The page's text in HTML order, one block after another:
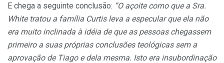
E chega a seguinte conclusão: “O açoite como que a Sra.
White tratou a família Curtis leva a especular que ela não
era muito inclinada à idéia de que as pessoas chegassem
primeiro a suas próprias conclusões teológicas sem a
aprovação de Tiago e dela mesma. Isto era insubordinação